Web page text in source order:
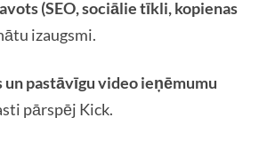
(SEO, sociālie tīkli, kopienas
izaugsmi.
un pastāvīgu video ieņēmumu
pārspēj Kick.